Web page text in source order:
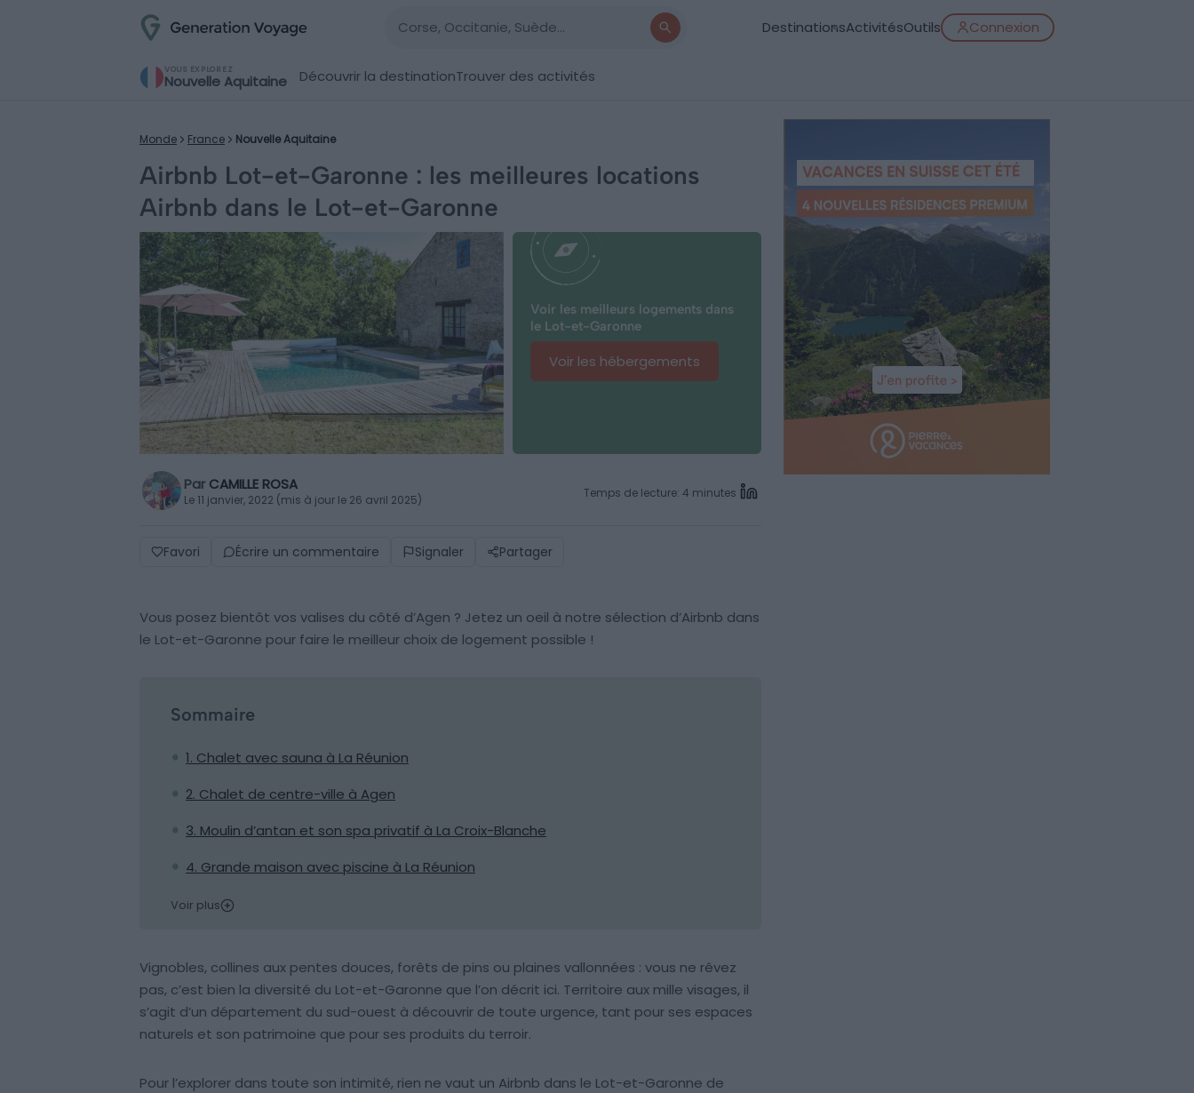
DestinationsActivitésOutils Connexion
VOUS EXPLOREZ
Nouvelle Aquitaine Découvrir la destinationTrouver des activités
Monde France Nouvelle Aquitaine
Airbnb Lot-et-Garonne : les meilleures locations
Airbnb dans le Lot-et-Garonne
Voir les meilleurs logements dans
le Lot-et-Garonne
Voir les hébergements
Par CAMILLE ROSA
Le 11 janvier, 2022 (mis à jour le 26 avril 2025) Temps de lecture: 4 minutes
Favori Écrire un commentaire Signaler Partager
Vous posez bientôt vos valises du côté d’Agen ? Jetez un oeil à notre sélection d’Airbnb dans
le Lot-et-Garonne pour faire le meilleur choix de logement possible !
Sommaire
1. Chalet avec sauna à La Réunion
2. Chalet de centre-ville à Agen
3. Moulin d’antan et son spa privatif à La Croix-Blanche
4. Grande maison avec piscine à La Réunion
Voir plus
Vignobles, collines aux pentes douces, forêts de pins ou plaines vallonnées : vous ne rêvez
pas, c’est bien la diversité du Lot-et-Garonne que l’on décrit ici. Territoire aux mille visages, il
s’agit d’un département du sud-ouest à découvrir de toute urgence, tant pour ses espaces
naturels et son patrimoine que pour ses produits du terroir.
Pour l’explorer dans toute son intimité, rien ne vaut un Airbnb dans le Lot-et-Garonne de